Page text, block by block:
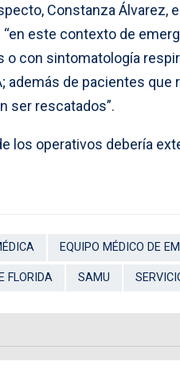
Constanza Álvarez,
este contexto de
con sintomatología
además de pacientes
ser rescatados”.
los operativos debería
EQUIPO MÉDICO DE
FLORIDA SAMU